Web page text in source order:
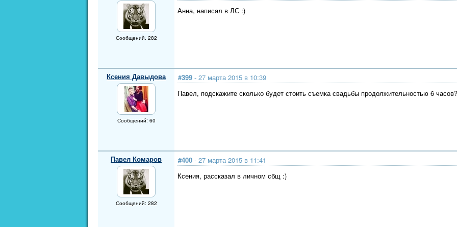
Сообщений: 282
Анна, написал в ЛС :)
Ксения Давыдова
Сообщений: 60
#399 - 27 марта 2015 в 10:39
Павел, подскажите сколько будет стоить съемка свадьбы продолжительностью 6 часов?
Павел Комаров
Сообщений: 282
#400 - 27 марта 2015 в 11:41
Ксения, рассказал в личном сбщ :)